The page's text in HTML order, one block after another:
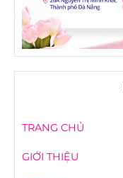
TRANG CHỦ
GIỚI THIỆU